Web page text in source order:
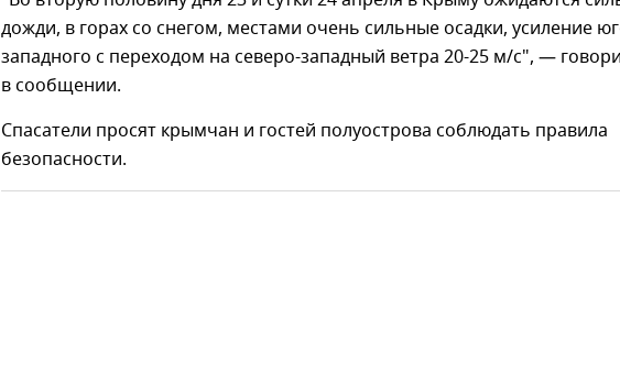
дожди, в горах со снегом, местами очень сильные осадки, усиление
западного с переходом на северо-западный ветра 20-25 м/с", —
в сообщении.
Спасатели просят крымчан и гостей полуострова соблюдать правила
безопасности.